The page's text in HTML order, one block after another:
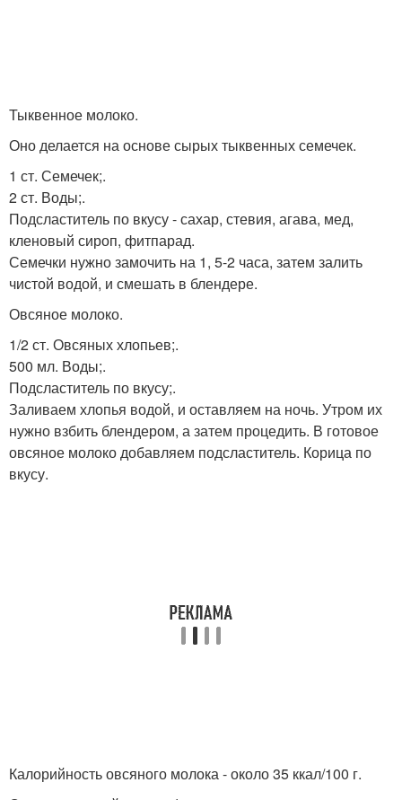
Тыквенное молоко.
Оно делается на основе сырых тыквенных семечек.
1 ст. Семечек;.
2 ст. Воды;.
Подсластитель по вкусу - сахар, стевия, агава, мед,
кленовый сироп, фитпарад.
Семечки нужно замочить на 1, 5-2 часа, затем залить
чистой водой, и смешать в блендере.
Овсяное молоко.
1/2 ст. Овсяных хлопьев;.
500 мл. Воды;.
Подсластитель по вкусу;.
Заливаем хлопья водой, и оставляем на ночь. Утром их
нужно взбить блендером, а затем процедить. В готовое
овсяное молоко добавляем подсластитель. Корица по
вкусу.
Калорийность овсяного молока - около 35 ккал/100 г.